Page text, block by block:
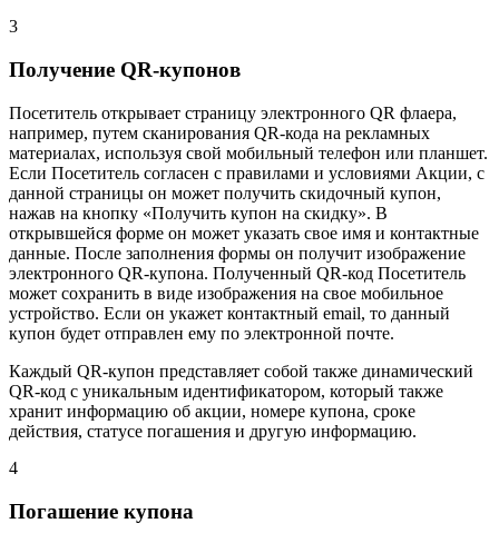
3
Получение QR-купонов
Посетитель открывает страницу электронного QR флаера,
например, путем сканирования QR-кода на рекламных
материалах, используя свой мобильный телефон или планшет.
Если Посетитель согласен с правилами и условиями Акции, с
данной страницы он может получить скидочный купон,
нажав на кнопку «Получить купон на скидку». В
открывшейся форме он может указать свое имя и контактные
данные. После заполнения формы он получит изображение
электронного QR-купона. Полученный QR-код Посетитель
может сохранить в виде изображения на свое мобильное
устройство. Если он укажет контактный email, то данный
купон будет отправлен ему по электронной почте.
Каждый QR-купон представляет собой также динамический
QR-код с уникальным идентификатором, который также
хранит информацию об акции, номере купона, сроке
действия, статусе погашения и другую информацию.
4
Погашение купона